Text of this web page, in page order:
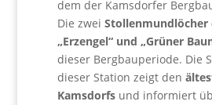
dem der Kamsdorfer
Die zwei Stollenmundlöcher
„Erzengel“ und „Grüner
dieser Bergbauperiode. Die
dieser Station zeigt den
Kamsdorfsund informiert